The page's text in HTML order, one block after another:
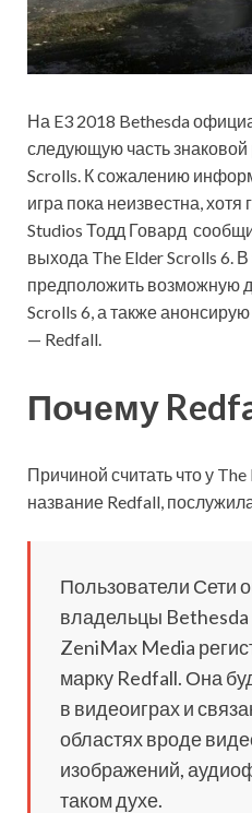
На E3 2018 Bethesda
следующую часть
Scrolls. К сожалению
игра пока неизвестна, хотя
Studios Тодд Говард
выхода The Elder Scrolls 6.
предположить возможную
Scrolls 6, а также
— Redfall.
Почему
Причиной считать что у The
название Redfall,
Пользователи Сети
владельцы Bethesda
ZeniMax Media
марку Redfall. Она
в видеоиграх и
областях вроде
изображений,
таком духе.